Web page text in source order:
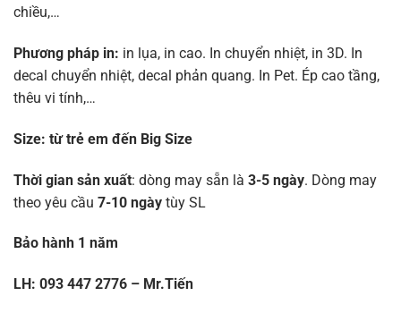
chiều,…
Phương pháp in: in lụa, in cao. In chuyển nhiệt, in 3D. In
decal chuyển nhiệt, decal phản quang. In Pet. Ép cao tầng,
thêu vi tính,…
Size: từ trẻ em đến Big Size
Thời gian sản xuất: dòng may sẵn là 3-5 ngày. Dòng may
theo yêu cầu 7-10 ngàytùy SL
Bảo hành 1 năm
LH: 093 447 2776 – Mr.Tiến